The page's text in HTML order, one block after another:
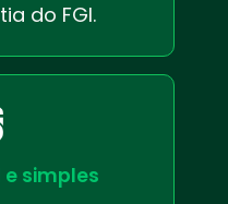
do FGI.
e simples